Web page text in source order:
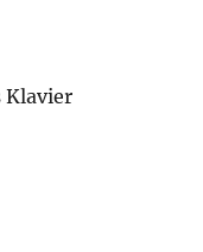
Klavier